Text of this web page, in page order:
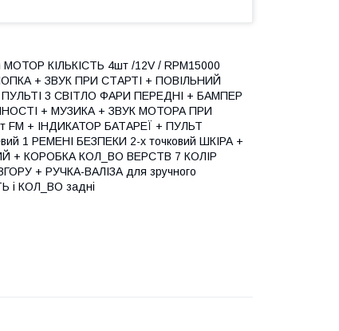
КІЛЬКІСТЬ 4шт /12V / RPM15000
+ ЗВУК ПРИ СТАРТІ + ПОВІЛЬНИЙ
3 СВІТЛО ФАРИ ПЕРЕДНІ + БАМПЕР
+ МУЗИКА + ЗВУК МОТОРА ПРИ
FM + ІНДИКАТОР БАТАРЕЇ + ПУЛЬТ
1 РЕМЕНІ БЕЗПЕКИ 2-х точковий ШКІРА +
+ КОРОБКА КОЛ_ВО ВЕРСТВ 7 КОЛІР
+ РУЧКА-ВАЛІЗА для зручного
КОЛ_ВО задні